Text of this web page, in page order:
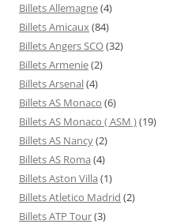
Billets Allemagne(4)
Billets Amicaux(84)
Billets Angers SCO(32)
Billets Armenie(2)
Billets Arsenal(4)
Billets AS Monaco (6)
Billets AS Monaco ( ASM )(19)
Billets AS Nancy(2)
Billets AS Roma (4)
Billets Aston Villa (1)
Billets Atletico Madrid (2)
Billets ATP Tour(3)